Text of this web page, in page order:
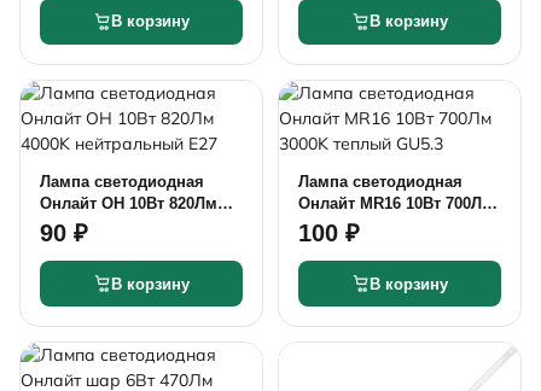
В корзину В корзину
Лампа светодиодная
Онлайт ОН 10Вт 820Лм
4000K нейтральный Е27
90 ₽
В корзину
Лампа светодиодная
Онлайт MR16 10Вт 700Лм
3000K теплый GU5.3
100 ₽
В корзину